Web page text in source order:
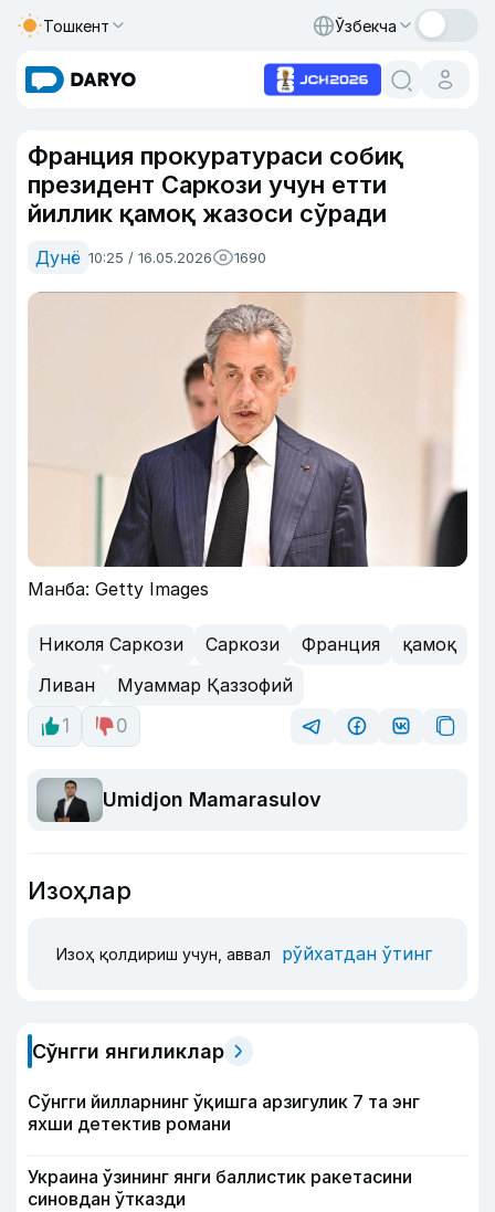
Тошкент Ўзбекча
Франция прокуратураси собиқ
президент Саркози учун етти
йиллик қамоқ жазоси сўради
Дунё 10:25 / 16.05.2026 1690
Манба: Getty Images
Николя Саркози Саркози Франция
қамоқ
Ливан
Муаммар Қаззофий
1
0
Umidjon Mamarasulov
Изоҳлар
Изоҳ қолдириш учун, аввал рўйхатдан ўтинг
Сўнгги янгиликлар
Сўнгги йилларнинг ўқишга арзигулик 7 та энг
яхши детектив романи
Украина ўзининг янги баллистик ракетасини
синовдан ўтказди